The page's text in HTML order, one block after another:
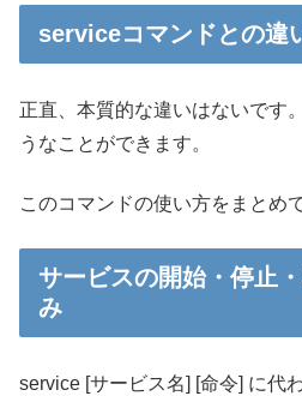
serviceコマンドとの違
正直、本質的な違いはないです
うなことができます。
このコマンドの使い方をまとめ
サービスの開始・停止
み
service [サービス名] [命令] に代